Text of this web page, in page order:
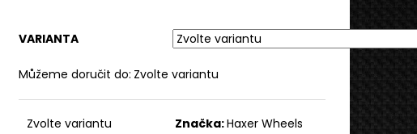
VARIANTA
Můžeme doručit do: Zvolte variantu
Zvolte variantu Značka:Haxer Wheels